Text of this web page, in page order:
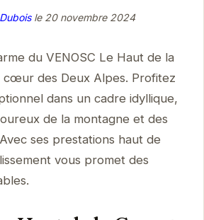
le 20 novembre 2024
du VENOSC Le Haut de la
cœur des Deux Alpes. Profitez
dans un cadre idyllique,
de la montagne et des
ses prestations haut de
vous promet des